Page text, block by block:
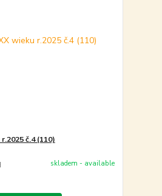
č.4 (110)
skladem - available